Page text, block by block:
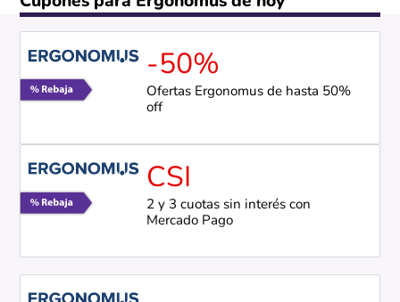
-50%
Ofertas Ergonomus de hasta 50%
off
CSI
2 y 3 cuotas sin interés con
Mercado Pago